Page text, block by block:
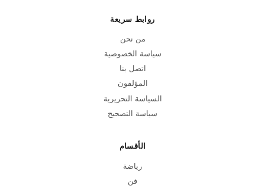
روابط سريعة
من نحن
سياسة الخصوصية
اتصل بنا
المؤلفون
السياسة التحريرية
سياسة التصحيح
الأقسام
رياضة
فن